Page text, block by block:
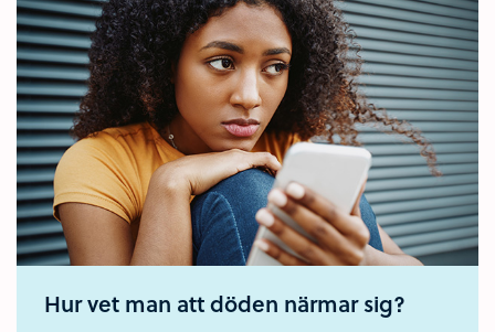
Hur vet man att döden närmar sig?